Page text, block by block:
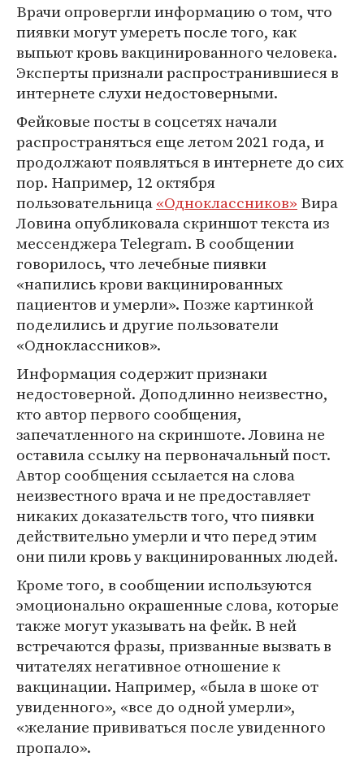
Врачи опровергли информацию о том, что
пиявки могут умереть после того, как
выпьют кровь вакцинированного человека.
Эксперты признали распространившиеся в
интернете слухи недостоверными.
Фейковые посты в соцсетях начали
распространяться еще летом 2021 года, и
продолжают появляться в интернете до сих
пор. Например, 12 октября
пользовательница«Одноклассников» Вира
Ловина опубликовала скриншот текста из
мессенджера Telegram. В сообщении
говорилось, что лечебные пиявки
«напились крови вакцинированных
пациентов и умерли». Позже картинкой
поделились и другие пользователи
«Одноклассников».
Информация содержит признаки
недостоверной. Доподлинно неизвестно,
кто автор первого сообщения,
запечатленного на скриншоте. Ловина не
оставила ссылку на первоначальный пост.
Автор сообщения ссылается на слова
неизвестного врача и не предоставляет
никаких доказательств того, что пиявки
действительно умерли и что перед этим
они пили кровь у вакцинированных людей.
Кроме того, в сообщении используются
эмоционально окрашенные слова, которые
также могут указывать на фейк. В ней
встречаются фразы, призванные вызвать в
читателях негативное отношение к
вакцинации. Например, «была в шоке от
увиденного», «все до одной умерли»,
«желание прививаться после увиденного
пропало».